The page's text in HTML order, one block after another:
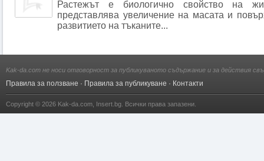
Растежът е биологично свойство на
представлява увеличение на масата и
развитието на тъканите...
Kak-da.com не носи отговорност за публикуваното съдържание и за действия
Правила за ползване · Правила за публикуване · Контакти
Copyright © 2026 Kak-da.com Insert.bg . Всички права запазени.